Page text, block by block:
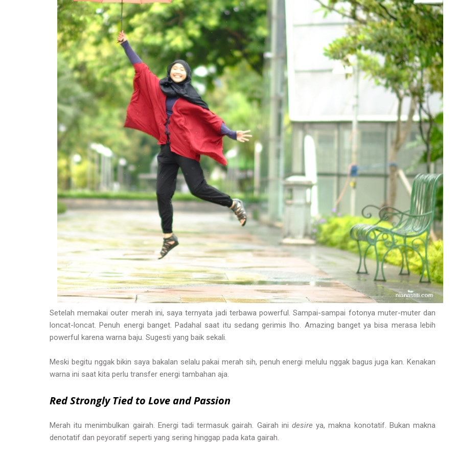
Setelah memakai outer merah ini, saya ternyata jadi terbawa powerful. Sampai-sampai fotonya muter-muter dan
loncat-loncat. Penuh energi banget. Padahal saat itu sedang gerimis lho. Amazing banget ya bisa merasa lebih
powerful karena warna baju. Sugesti yang baik sekali.
Meski begitu nggak bikin saya bakalan selalu pakai merah sih, penuh energi melulu nggak bagus juga kan. Kenakan
warna ini saat kita perlu transfer energi tambahan aja.
Red Strongly Tied to Love and Passion
Merah itu menimbulkan gairah. Energi tadi termasuk gairah. Gairah ini desire ya, makna konotatif. Bukan makna
denotatif dan peyoratif seperti yang sering hinggap pada kata gairah.